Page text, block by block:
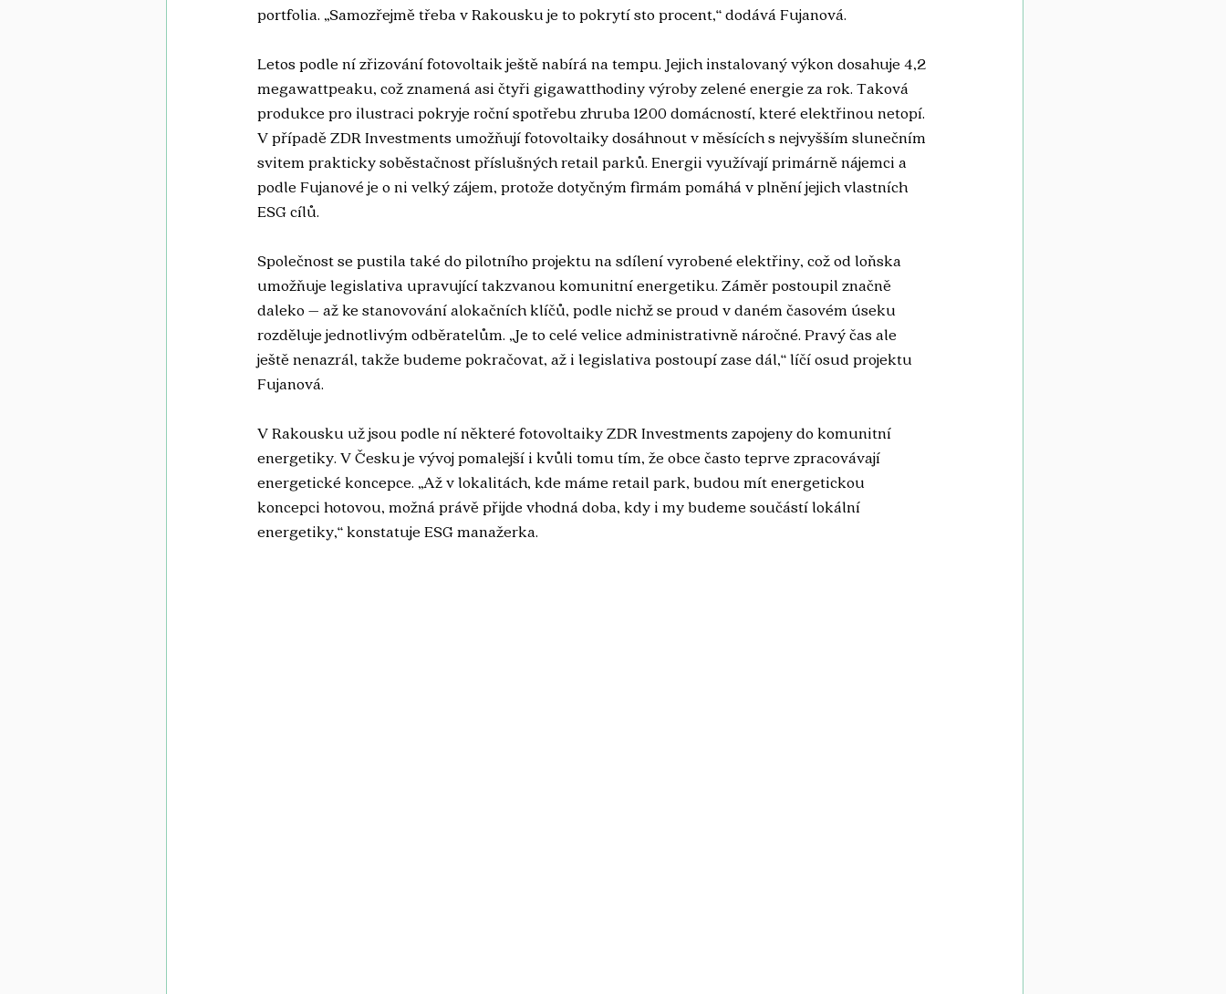
portfolia. „Samozřejmě třeba v Rakousku je to pokrytí sto procent,“ dodává Fujanová.
Letos podle ní zřizování fotovoltaik ještě nabírá na tempu. Jejich instalovaný výkon dosahuje 4,2
megawattpeaku, což znamená asi čtyři gigawatthodiny výroby zelené energie za rok. Taková
produkce pro ilustraci pokryje roční spotřebu zhruba 1200 domácností, které elektřinou netopí.
V případě ZDR Investments umožňují fotovoltaiky dosáhnout v měsících s nejvyšším slunečním
svitem prakticky soběstačnost příslušných retail parků. Energii využívají primárně nájemci a
podle Fujanové je o ni velký zájem, protože dotyčným firmám pomáhá v plnění jejich vlastních
ESG cílů.
Společnost se pustila také do pilotního projektu na sdílení vyrobené elektřiny, což od loňska
umožňuje legislativa upravující takzvanou komunitní energetiku. Záměr postoupil značně
daleko – až ke stanovování alokačních klíčů, podle nichž se proud v daném časovém úseku
rozděluje jednotlivým odběratelům. „Je to celé velice administrativně náročné. Pravý čas ale
ještě nenazrál, takže budeme pokračovat, až i legislativa postoupí zase dál,“ líčí osud projektu
Fujanová.
V Rakousku už jsou podle ní některé fotovoltaiky ZDR Investments zapojeny do komunitní
energetiky. V Česku je vývoj pomalejší i kvůli tomu tím, že obce často teprve zpracovávají
energetické koncepce. „Až v lokalitách, kde máme retail park, budou mít energetickou
koncepci hotovou, možná právě přijde vhodná doba, kdy i my budeme součástí lokální
energetiky,“ konstatuje ESG manažerka.